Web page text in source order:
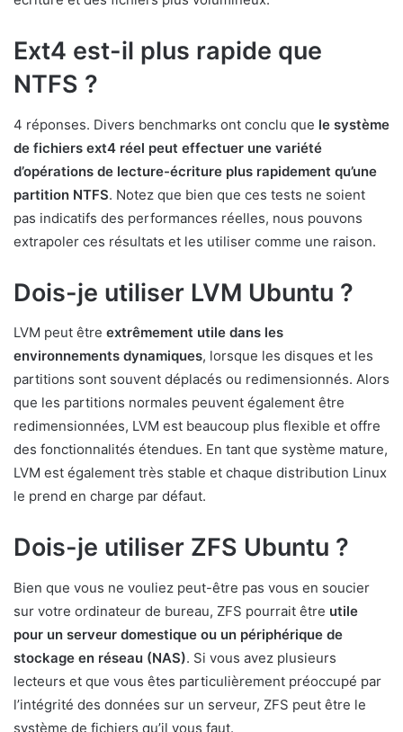
Ext4 est-il plus rapide que
NTFS ?
4 réponses. Divers benchmarks ont conclu que le système
de fichiers ext4 réel peut effectuer une variété
d’opérations de lecture-écriture plus rapidement qu’une
partition NTFS. Notez que bien que ces tests ne soient
pas indicatifs des performances réelles, nous pouvons
extrapoler ces résultats et les utiliser comme une raison.
Dois-je utiliser LVM Ubuntu ?
LVM peut être extrêmement utile dans les
environnements dynamiques, lorsque les disques et les
partitions sont souvent déplacés ou redimensionnés. Alors
que les partitions normales peuvent également être
redimensionnées, LVM est beaucoup plus flexible et offre
des fonctionnalités étendues. En tant que système mature,
LVM est également très stable et chaque distribution Linux
le prend en charge par défaut.
Dois-je utiliser ZFS Ubuntu ?
Bien que vous ne vouliez peut-être pas vous en soucier
sur votre ordinateur de bureau, ZFS pourrait être utile
pour un serveur domestique ou un périphérique de
stockage en réseau (NAS). Si vous avez plusieurs
lecteurs et que vous êtes particulièrement préoccupé par
l’intégrité des données sur un serveur, ZFS peut être le
système de fichiers qu’il vous faut.